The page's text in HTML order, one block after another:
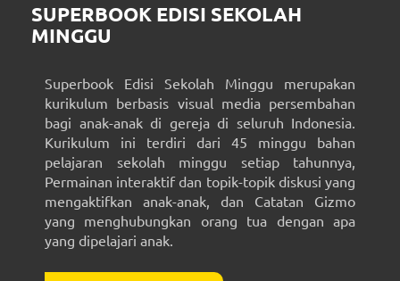
SUPERBOOK EDISI SEKOLAH
MINGGU
Superbook Edisi Sekolah Minggu merupakan
kurikulum berbasis visual media persembahan
bagi anak-anak di gereja di seluruh Indonesia.
Kurikulum ini terdiri dari 45 minggu bahan
pelajaran sekolah minggu setiap tahunnya,
Permainan interaktif dan topik-topik diskusi yang
mengaktifkan anak-anak, dan Catatan Gizmo
yang menghubungkan orang tua dengan apa
yang dipelajari anak.